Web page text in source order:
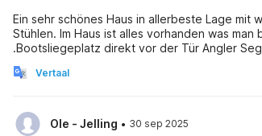
Ein sehr schönes Haus in allerbeste Lage mit
Stühlen. Im Haus ist alles vorhanden was
.Bootsliegeplatz direkt vor der Tür Angler
Vertaal
Ole - Jelling · 30 sep 2025